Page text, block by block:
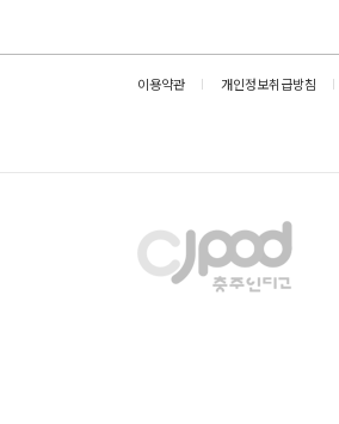
이용약관 개인정보취급방침